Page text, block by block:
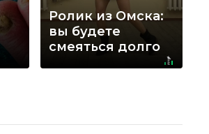
Ролик из Омска:
вы будете
смеяться долго